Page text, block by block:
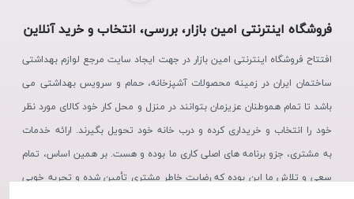
فروشگاه اینترنتی امین بازار، بررسی، انتخاب و خرید آنلاین
افتتاح فروشگاه اینترنتی امین بازار در جهت ایجاد سایت مرجع لوازم بهداشتی
ساختمان ایران در زمینه محصولات آشپزخانه، حمام و سرویس بهداشتی می
باشد تا تمام هموطنان عزیزمان بتوانند در منزل و محل کار خود کالای مورد نظر
خود را انتخاب و خریداری کرده و درب خانه خود تحویل بگیرند. ارائه خدمات
به مشتری، جزو برنامه های اصلی کاری ما بوده و هست. بر همین اساس، تمام
سعی و تلاش ما این بوده که رضایت خاطر مشتری تأمین شده و تجربه خوبی